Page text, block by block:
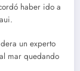
haber ido a
un experto
mar quedando